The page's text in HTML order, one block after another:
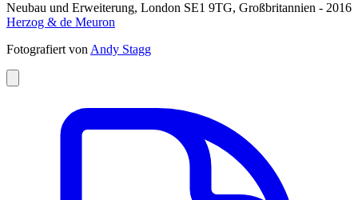
Neubau und Erweiterung, London SE1 9TG, Großbritannien - 2016
Herzog & de Meuron
Fotografiert vonAndy Stagg